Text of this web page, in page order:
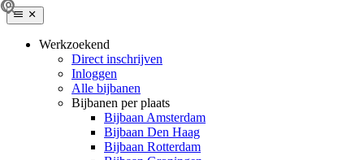
Werkzoekend
Direct inschrijven
Inloggen
Alle bijbanen
Bijbanen per plaats
Bijbaan Amsterdam
Bijbaan Den Haag
Bijbaan Rotterdam